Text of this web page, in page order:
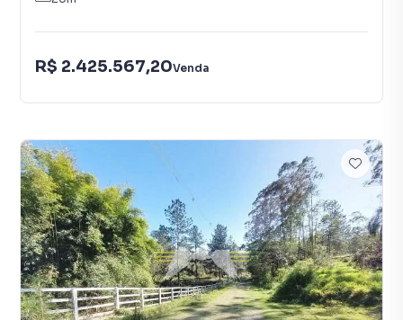
R$ 2.425.567,20Venda